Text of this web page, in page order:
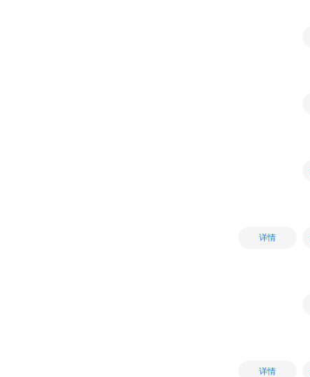
详情
详情